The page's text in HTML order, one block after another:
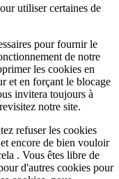
utiliser certaines de
pour fournir le
de notre
les cookies en
et en forçant le blocage
invitera toujours à
notre site.
refuser les cookies
encore de bien vouloir
. Vous êtes libre de
d'autres cookies pour